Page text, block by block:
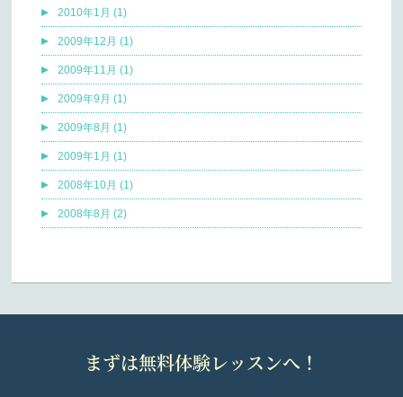
2010年1月 (1)
2009年12月 (1)
2009年11月 (1)
2009年9月 (1)
2009年8月 (1)
2009年1月 (1)
2008年10月 (1)
2008年8月 (2)
まずは無料体験レッスンへ！